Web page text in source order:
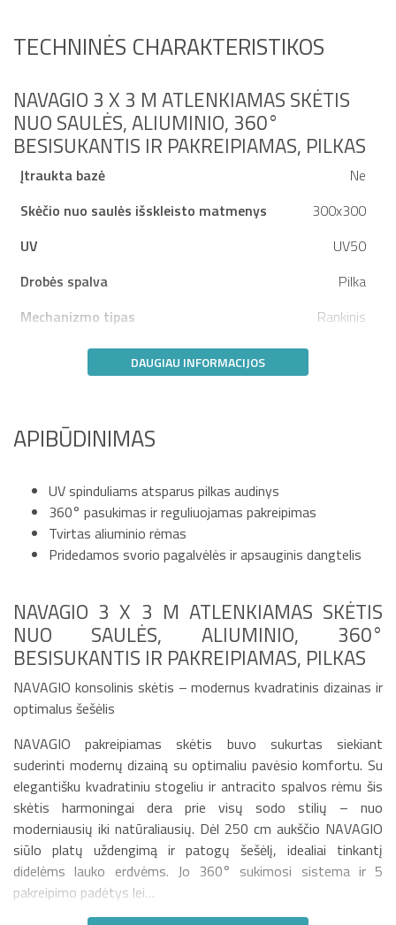
TECHNINĖS CHARAKTERISTIKOS
NAVAGIO 3 X 3 M ATLENKIAMAS SKĖTIS
NUO SAULĖS, ALIUMINIO, 360°
BESISUKANTIS IR PAKREIPIAMAS, PILKAS
Įtraukta bazė
Ne
Skėčio nuo saulės išskleisto matmenys
300x300
UV
UV50
Drobės spalva
Pilka
Mechanizmo tipas
Rankinis
DAUGIAU INFORMACIJOS
APIBŪDINIMAS
UV spinduliams atsparus pilkas audinys
360° pasukimas ir reguliuojamas pakreipimas
Tvirtas aliuminio rėmas
Pridedamos svorio pagalvėlės ir apsauginis dangtelis
NAVAGIO 3 X 3 M ATLENKIAMAS SKĖTIS
NUO SAULĖS, ALIUMINIO, 360°
BESISUKANTIS IR PAKREIPIAMAS, PILKAS
NAVAGIO konsolinis skėtis – modernus kvadratinis dizainas ir
optimalus šešėlis
NAVAGIO pakreipiamas skėtis buvo sukurtas siekiant
suderinti modernų dizainą su optimaliu pavėsio komfortu. Su
elegantišku kvadratiniu stogeliu ir antracito spalvos rėmu šis
skėtis harmoningai dera prie visų sodo stilių – nuo
moderniausių iki natūraliausių. Dėl 250 cm aukščio NAVAGIO
siūlo platų uždengimą ir patogų šešėlį, idealiai tinkantį
didelėms lauko erdvėms. Jo 360° sukimosi sistema ir 5
pakreipimo padėtys lei…